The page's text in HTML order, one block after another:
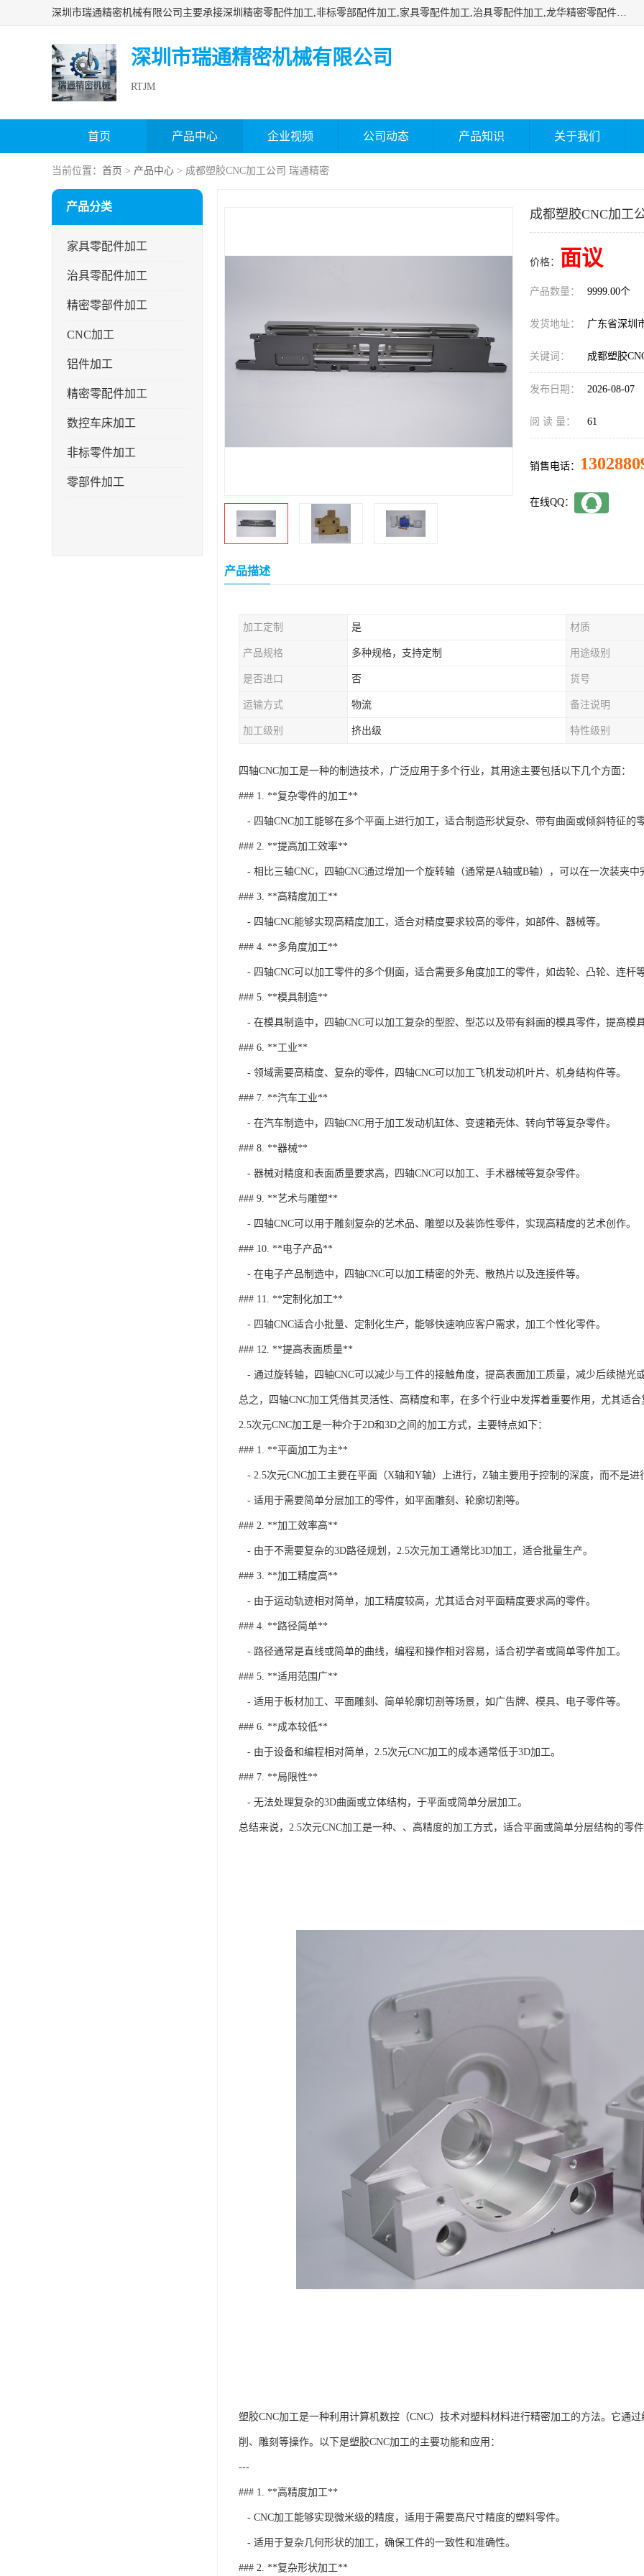
深圳市瑞通精密机械有限公司主要承接深圳精密零配件加工,非标零部配件加工,家具零配件加工,治具零配件加工,龙华精密零配件加工等各种各种精密机械加工，欢迎来来电咨询！
深圳市瑞通精密机械有限公司
RTJM
首页 产品中心 企业视频 公司动态 产品知识 关于我们
当前位置： 首页 > 产品中心 > 成都塑胶CNC加工公司 瑞通精密
产品分类
家具零配件加工
治具零配件加工
精密零部件加工
CNC加工
铝件加工
精密零配件加工
数控车床加工
非标零件加工
零部件加工
成都塑胶CNC加工
价格： 面议
产品数量： 9999.00个
发货地址： 广东省深圳
关键词： 成都塑胶
发布日期： 2026-08-07
阅 读 量： 61
销售电话：
在线QQ：
产品描述
加工定制 是 材质
产品规格 多种规格，支持定制 用途级别
是否进口 否 货号
运输方式 物流 备注说明
加工级别 挤出级 特性级别
四轴CNC加工是一种的制造技术，广泛应用于多个行业，其用途主要包括以下几个方面：
### 1. **复杂零件的加工**
- 四轴CNC加工能够在多个平面上进行加工，适合制造形状复杂、带有曲面或倾斜特征的
### 2. **提高加工效率**
- 相比三轴CNC，四轴CNC通过增加一个旋转轴（通常是A轴或B轴），可以在一次装夹
### 3. **高精度加工**
- 四轴CNC能够实现高精度加工，适合对精度要求较高的零件，如部件、器械等。
### 4. **多角度加工**
- 四轴CNC可以加工零件的多个侧面，适合需要多角度加工的零件，如齿轮、凸轮、连杆
### 5. **模具制造**
- 在模具制造中，四轴CNC可以加工复杂的型腔、型芯以及带有斜面的模具零件，提高模
### 6. **工业**
- 领域需要高精度、复杂的零件，四轴CNC可以加工飞机发动机叶片、机身结构件等。
### 7. **汽车工业**
- 在汽车制造中，四轴CNC用于加工发动机缸体、变速箱壳体、转向节等复杂零件。
### 8. **器械**
- 器械对精度和表面质量要求高，四轴CNC可以加工、手术器械等复杂零件。
### 9. **艺术与雕塑**
- 四轴CNC可以用于雕刻复杂的艺术品、雕塑以及装饰性零件，实现高精度的艺术创作。
### 10. **电子产品**
- 在电子产品制造中，四轴CNC可以加工精密的外壳、散热片以及连接件等。
### 11. **定制化加工**
- 四轴CNC适合小批量、定制化生产，能够快速响应客户需求，加工个性化零件。
### 12. **提高表面质量**
- 通过旋转轴，四轴CNC可以减少与工件的接触角度，提高表面加工质量，减少后续抛光
总之，四轴CNC加工凭借其灵活性、高精度和率，在多个行业中发挥着重要作用，尤其适
2.5次元CNC加工是一种介于2D和3D之间的加工方式，主要特点如下：
### 1. **平面加工为主**
- 2.5次元CNC加工主要在平面（X轴和Y轴）上进行，Z轴主要用于控制的深度，而不是进
- 适用于需要简单分层加工的零件，如平面雕刻、轮廓切割等。
### 2. **加工效率高**
- 由于不需要复杂的3D路径规划，2.5次元加工通常比3D加工，适合批量生产。
### 3. **加工精度高**
- 由于运动轨迹相对简单，加工精度较高，尤其适合对平面精度要求高的零件。
### 4. **路径简单**
- 路径通常是直线或简单的曲线，编程和操作相对容易，适合初学者或简单零件加工。
### 5. **适用范围广**
- 适用于板材加工、平面雕刻、简单轮廓切割等场景，如广告牌、模具、电子零件等。
### 6. **成本较低**
- 由于设备和编程相对简单，2.5次元CNC加工的成本通常低于3D加工。
### 7. **局限性**
- 无法处理复杂的3D曲面或立体结构，于平面或简单分层加工。
总结来说，2.5次元CNC加工是一种、、高精度的加工方式，适合平面或简单分层结构的零
塑胶CNC加工是一种利用计算机数控（CNC）技术对塑料材料进行精密加工的方法。它通
削、雕刻等操作。以下是塑胶CNC加工的主要功能和应用：
---
### 1. **高精度加工**
- CNC加工能够实现微米级的精度，适用于需要高尺寸精度的塑料零件。
- 适用于复杂几何形状的加工，确保工件的一致性和准确性。
### 2. **复杂形状加工**